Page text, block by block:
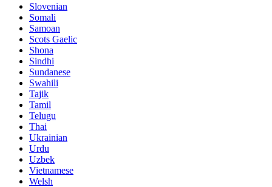
Slovenian
Somali
Samoan
Scots Gaelic
Shona
Sindhi
Sundanese
Swahili
Tajik
Tamil
Telugu
Thai
Ukrainian
Urdu
Uzbek
Vietnamese
Welsh